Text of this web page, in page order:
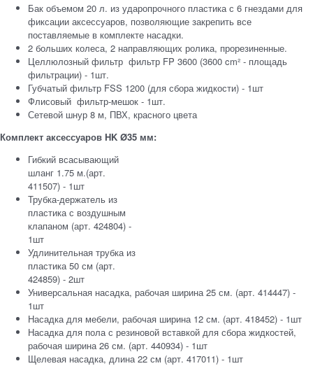
Бак объемом 20 л. из ударопрочного пластика с 6 гнездами для
фиксации аксессуаров, позволяющие закрепить все
поставляемые в комплекте насадки.
2 больших колеса, 2 направляющих ролика, прорезиненные.
Целлюлозный фильтр фильтр FP 3600 (3600 cm² - площадь
фильтрации) - 1шт.
Губчатый фильтр FSS 1200 (для сбора жидкости) - 1шт
Флисовый фильтр-мешок - 1шт.
Сетевой шнур 8 м, ПВХ, красного цвета
Комплект аксессуаров HK Ø35 мм:
Гибкий всасывающий
шланг 1.75 м.(арт.
411507) - 1шт
Трубка-держатель из
пластика с воздушным
клапаном (арт. 424804) -
1шт
Удлинительная трубка из
пластика 50 см (арт.
424859) - 2шт
Универсальная насадка, рабочая ширина 25 см. (арт. 414447) -
1шт
Насадка для мебели, рабочая ширина 12 см. (арт. 418452) - 1шт
Насадка для пола с резиновой вставкой для сбора жидкостей,
рабочая ширина 26 см. (арт. 440934) - 1шт
Щелевая насадка, длина 22 см (арт. 417011) - 1шт